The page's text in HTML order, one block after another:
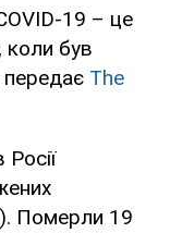
19 – це
коли був
The
Померли 19